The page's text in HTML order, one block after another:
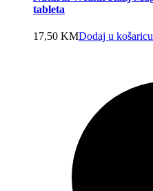
tableta
17,50 KMDodaj u košaricu